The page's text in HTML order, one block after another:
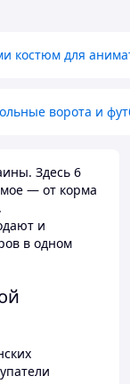
костюм для
ворота и
Здесь 6
— от корма
и
в одном